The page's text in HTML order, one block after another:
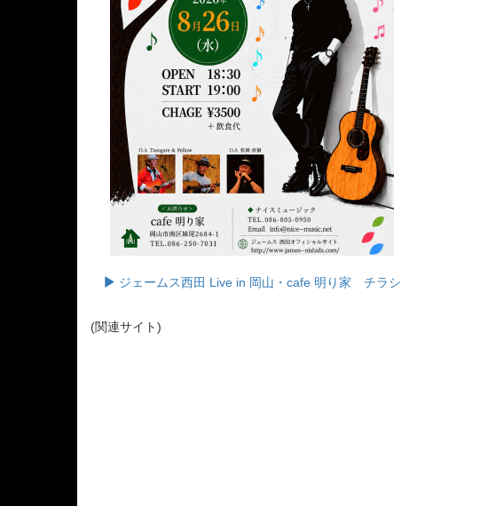
ジェームス西田 Live in 岡山・cafe 明り家 チラシ
(関連サイト)